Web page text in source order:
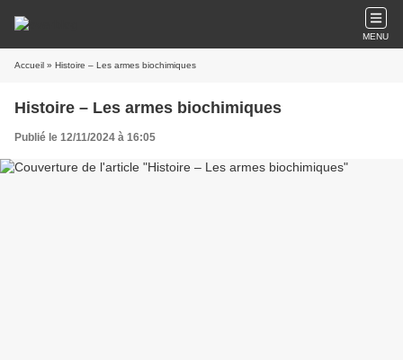
MENU
Accueil » Histoire – Les armes biochimiques
Histoire – Les armes biochimiques
Publié le 12/11/2024 à 16:05